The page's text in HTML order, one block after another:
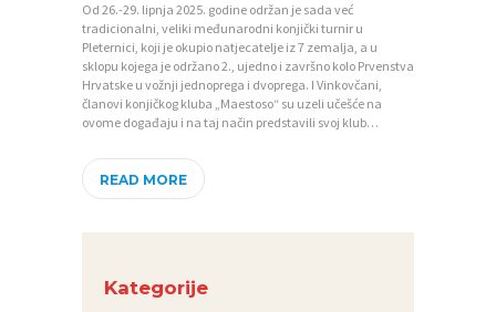
Od 26.-29. lipnja 2025. godine održan je sada već
tradicionalni, veliki međunarodni konjički turnir u
Pleternici, koji je okupio natjecatelje iz 7 zemalja, a u
sklopu kojega je održano 2., ujedno i završno kolo Prvenstva
Hrvatske u vožnji jednoprega i dvoprega. I Vinkovčani,
članovi konjičkog kluba „Maestoso“ su uzeli učešće na
ovome događaju i na taj način predstavili svoj klub…
READ MORE
Kategorije